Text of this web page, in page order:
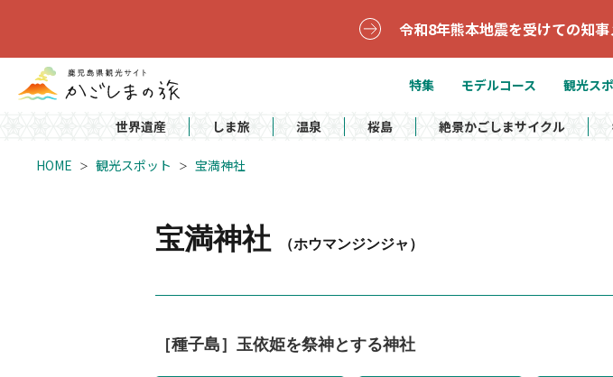
令和8年熊本地震を受けての知
特集 モデルコース 観光ス
世界遺産 しま旅 温泉 桜島 絶景かごしまサイクル
HOME 観光スポット 宝満神社
宝満神社 （ホウマンジンジャ）
［種子島］玉依姫を祭神とする神社